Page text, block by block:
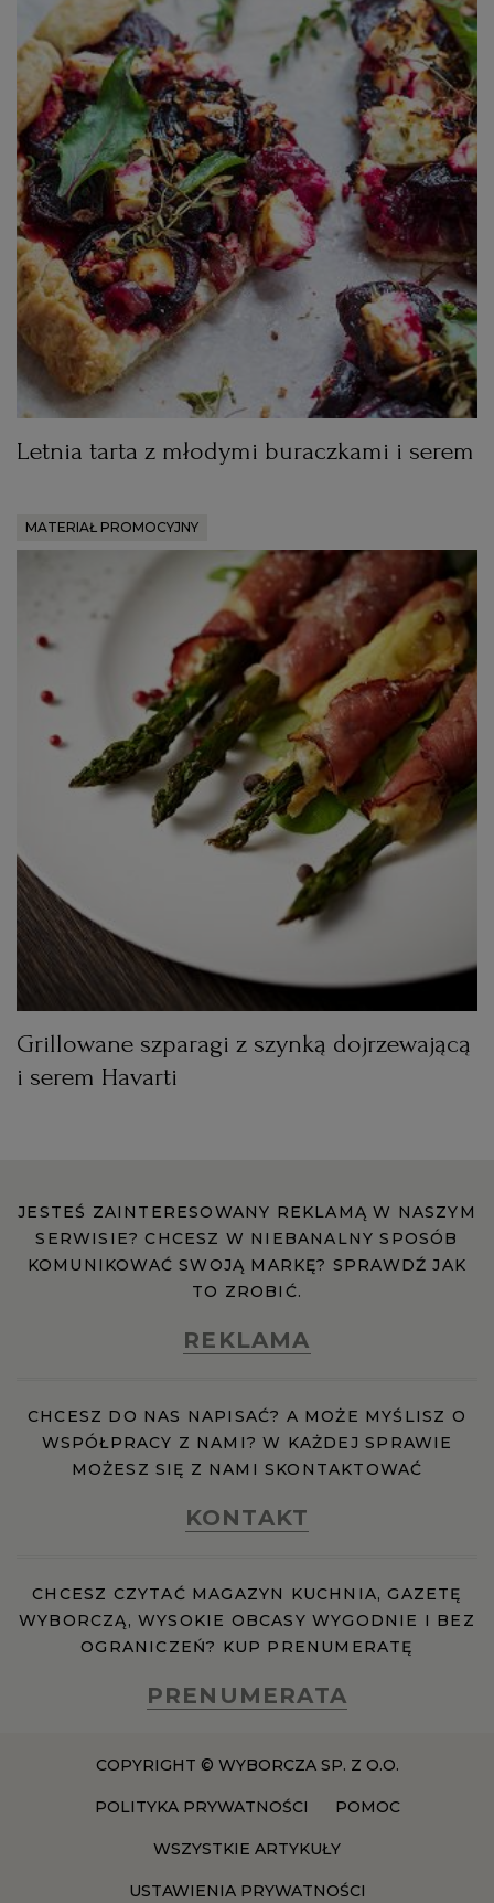
Letnia tarta z młodymi buraczkami i serem
MATERIAŁ PROMOCYJNY
Grillowane szparagi z szynką dojrzewającą
i serem Havarti
JESTEŚ ZAINTERESOWANY REKLAMĄ W NASZYM
SERWISIE? CHCESZ W NIEBANALNY SPOSÓB
KOMUNIKOWAĆ SWOJĄ MARKĘ? SPRAWDŹ JAK
TO ZROBIĆ.
REKLAMA
CHCESZ DO NAS NAPISAĆ? A MOŻE MYŚLISZ O
WSPÓŁPRACY Z NAMI? W KAŻDEJ SPRAWIE
MOŻESZ SIĘ Z NAMI SKONTAKTOWAĆ
KONTAKT
CHCESZ CZYTAĆ MAGAZYN KUCHNIA, GAZETĘ
WYBORCZĄ, WYSOKIE OBCASY WYGODNIE I BEZ
OGRANICZEŃ? KUP PRENUMERATĘ
PRENUMERATA
COPYRIGHT © WYBORCZA SP. Z O.O.
POLITYKA PRYWATNOŚCI POMOC
WSZYSTKIE ARTYKUŁY
USTAWIENIA PRYWATNOŚCI